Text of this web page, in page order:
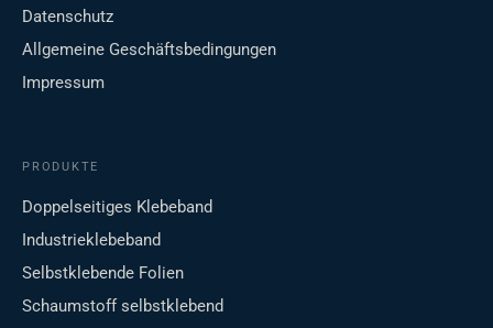
Datenschutz
Allgemeine Geschäftsbedingungen
Impressum
PRODUKTE
Doppelseitiges Klebeband
Industrieklebeband
Selbstklebende Folien
Schaumstoff selbstklebend